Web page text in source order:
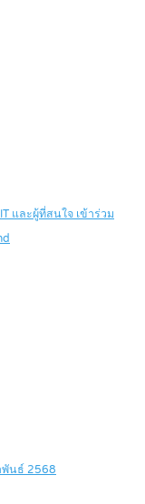
และผู้ที่สนใจ เข้าร่วม
พันธ์ 2568